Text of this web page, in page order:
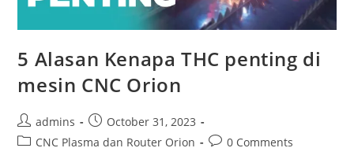
5 Alasan Kenapa THC penting di
mesin CNC Orion
Post
author:
admins
Post
published:
October 31, 2023
PostCNC Plasma dan Router Orion
Post0 Comments